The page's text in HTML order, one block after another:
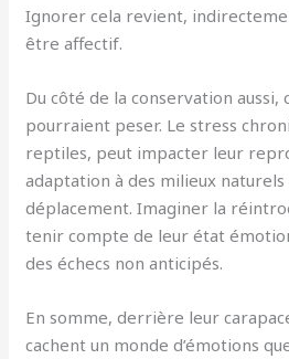
Ignorer cela revient,
être affectif.
Du côté de la conservation aussi,
pourraient peser. Le stress
reptiles, peut impacter leur
adaptation à des milieux
déplacement. Imaginer la
tenir compte de leur état
des échecs non anticipés.
En somme, derrière leur
cachent un monde d’émotions